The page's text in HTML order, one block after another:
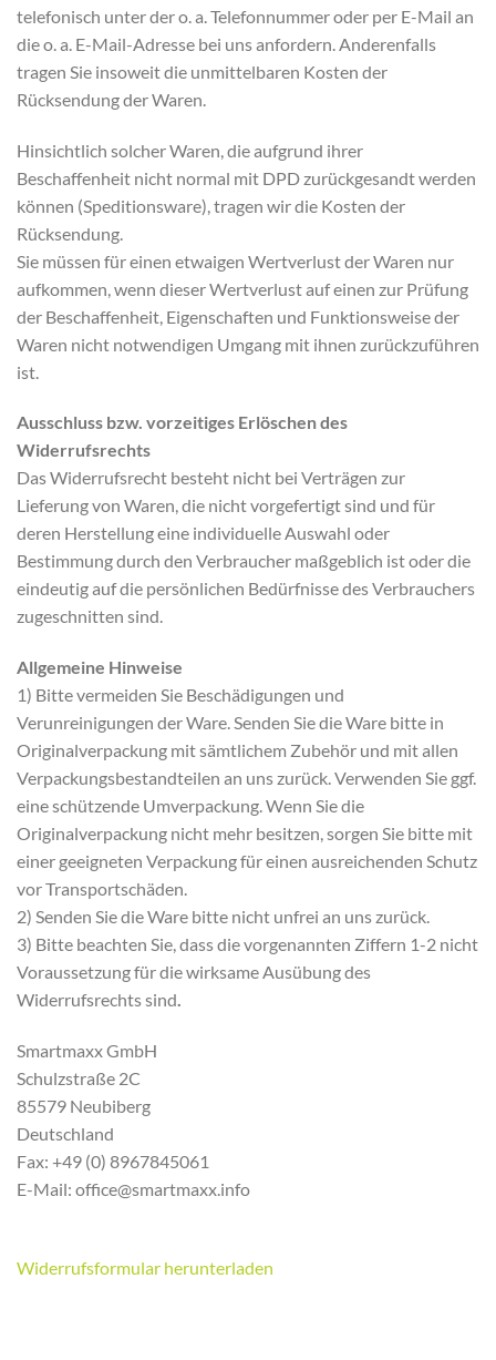
telefonisch unter der o. a. Telefonnummer oder per E-Mail an
die o. a. E-Mail-Adresse bei uns anfordern. Anderenfalls
tragen Sie insoweit die unmittelbaren Kosten der
Rücksendung der Waren.
Hinsichtlich solcher Waren, die aufgrund ihrer
Beschaffenheit nicht normal mit DPD zurückgesandt werden
können (Speditionsware), tragen wir die Kosten der
Rücksendung.
Sie müssen für einen etwaigen Wertverlust der Waren nur
aufkommen, wenn dieser Wertverlust auf einen zur Prüfung
der Beschaffenheit, Eigenschaften und Funktionsweise der
Waren nicht notwendigen Umgang mit ihnen zurückzuführen
ist.
Ausschluss bzw. vorzeitiges Erlöschen des
Widerrufsrechts
Das Widerrufsrecht besteht nicht bei Verträgen zur
Lieferung von Waren, die nicht vorgefertigt sind und für
deren Herstellung eine individuelle Auswahl oder
Bestimmung durch den Verbraucher maßgeblich ist oder die
eindeutig auf die persönlichen Bedürfnisse des Verbrauchers
zugeschnitten sind.
Allgemeine Hinweise
1) Bitte vermeiden Sie Beschädigungen und
Verunreinigungen der Ware. Senden Sie die Ware bitte in
Originalverpackung mit sämtlichem Zubehör und mit allen
Verpackungsbestandteilen an uns zurück. Verwenden Sie ggf.
eine schützende Umverpackung. Wenn Sie die
Originalverpackung nicht mehr besitzen, sorgen Sie bitte mit
einer geeigneten Verpackung für einen ausreichenden Schutz
vor Transportschäden.
2) Senden Sie die Ware bitte nicht unfrei an uns zurück.
3) Bitte beachten Sie, dass die vorgenannten Ziffern 1-2 nicht
Voraussetzung für die wirksame Ausübung des
Widerrufsrechts sind.
Smartmaxx GmbH
Schulzstraße 2C
85579 Neubiberg
Deutschland
Fax: +49 (0) 8967845061
E-Mail: office@smartmaxx.info
Widerrufsformular herunterladen